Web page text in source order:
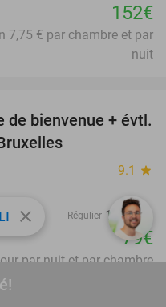
152€
7,75 € par chambre et par
nuit
25%
de bienvenue + évtl.
9.1 star
Régulier 105€
79€
par nuit et par chambre
close